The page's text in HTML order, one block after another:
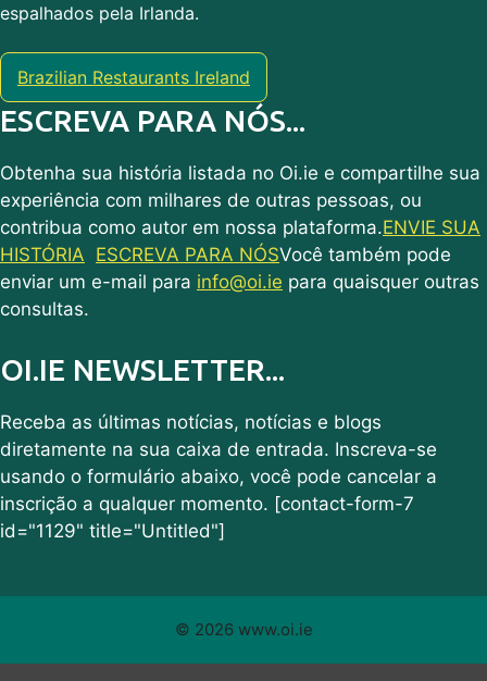
espalhados pela Irlanda.
Brazilian Restaurants Ireland
ESCREVA PARA NÓS...
Obtenha sua história listada no Oi.ie e compartilhe sua
experiência com milhares de outras pessoas, ou
contribua como autor em nossa plataforma.ENVIE SUA
HISTÓRIA ESCREVA PARA NÓSVocê também pode
enviar um e-mail para info@oi.ie para quaisquer outras
consultas.
OI.IE NEWSLETTER...
Receba as últimas notícias, notícias e blogs
diretamente na sua caixa de entrada. Inscreva-se
usando o formulário abaixo, você pode cancelar a
inscrição a qualquer momento. [contact-form-7
id="1129" title="Untitled"]
© 2026 www.oi.ie